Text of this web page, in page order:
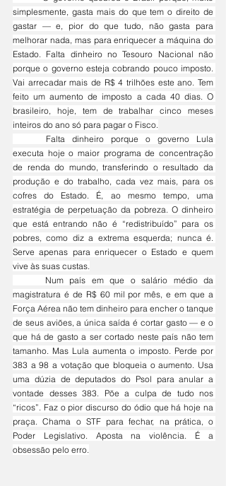
simplesmente, gasta mais do que tem o direito de
gastar — e, pior do que tudo, não gasta para
melhorar nada, mas para enriquecer a máquina do
Estado. Falta dinheiro no Tesouro Nacional não
porque o governo esteja cobrando pouco imposto.
Vai arrecadar mais de R$ 4 trilhões este ano. Tem
feito um aumento de imposto a cada 40 dias. O
brasileiro, hoje, tem de trabalhar cinco meses
inteiros do ano só para pagar o Fisco.
executa hoje o maior programa de concentração
de renda do mundo, transferindo o resultado da
produção e do trabalho, cada vez mais, para os
cofres do Estado. É, ao mesmo tempo, uma
estratégia de perpetuação da pobreza. O dinheiro
que está entrando não é “redistribuído” para os
pobres, como diz a extrema esquerda; nunca é.
Serve apenas para enriquecer o Estado e quem
vive às suas custas.
magistratura é de R$ 60 mil por mês, e em que a
Força Aérea não tem dinheiro para encher o tanque
de seus aviões, a única saída é cortar gasto — e o
que há de gasto a ser cortado neste país não tem
tamanho. Mas Lula aumenta o imposto. Perde por
383 a 98 a votação que bloqueia o aumento. Usa
uma dúzia de deputados do Psol para anular a
vontade desses 383. Põe a culpa de tudo nos
“ricos”. Faz o pior discurso do ódio que há hoje na
praça. Chama o STF para fechar, na prática, o
Poder Legislativo. Aposta na violência. É a
obsessão pelo erro.